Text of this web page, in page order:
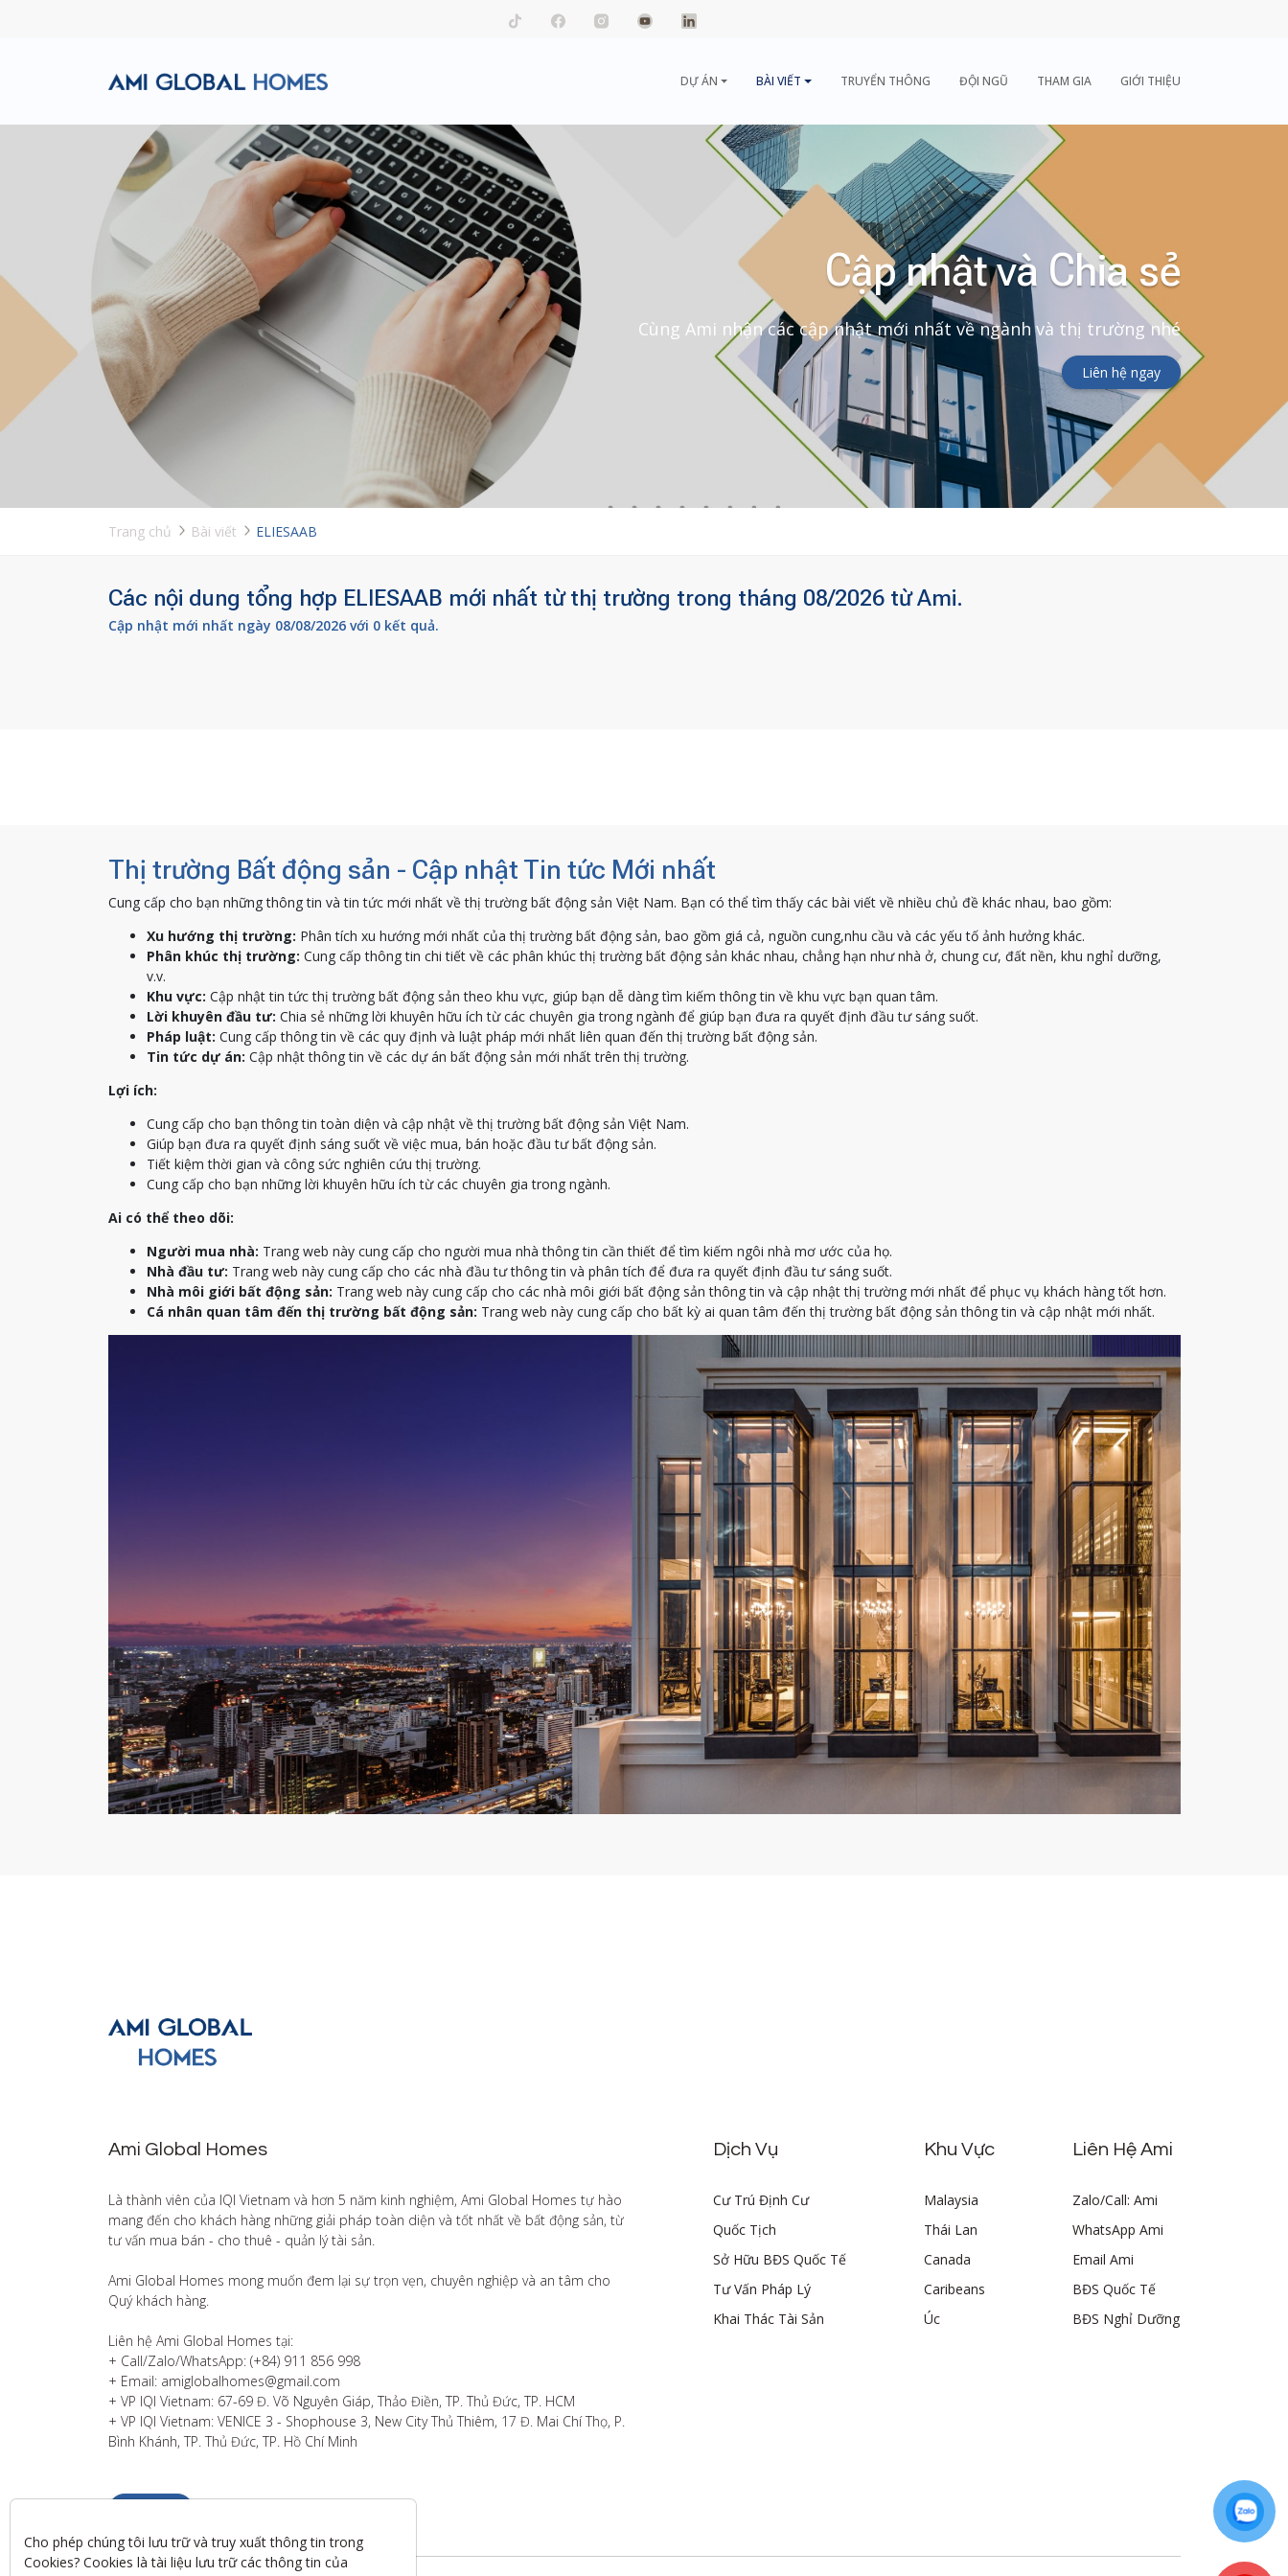
DỰ ÁN BÀI VIẾT TRUYỂN THÔNG ĐỘI NGŨ THAM GIA GIỚI THIỆU
Cập nhật và Chia sẻ
Cùng Ami nhận các cập nhật mới nhất về ngành và thị trường nhé
Liên hệ ngay
Trang chủ Bài viết ELIESAAB
Các nội dung tổng hợp ELIESAAB mới nhất từ thị trường trong tháng 08/2026 từ Ami.
Cập nhật mới nhất ngày 08/08/2026 với 0 kết quả.
Thị trường Bất động sản - Cập nhật Tin tức Mới nhất
Cung cấp cho bạn những thông tin và tin tức mới nhất về thị trường bất động sản Việt Nam. Bạn có thể tìm thấy các bài viết về nhiều chủ đề khác nhau, bao gồm:
Xu hướng thị trường: Phân tích xu hướng mới nhất của thị trường bất động sản, bao gồm giá cả, nguồn cung,nhu cầu và các yếu tố ảnh hưởng khác.
Phân khúc thị trường: Cung cấp thông tin chi tiết về các phân khúc thị trường bất động sản khác nhau, chẳng hạn như nhà ở, chung cư, đất nền, khu nghỉ dưỡng,
v.v.
Khu vực: Cập nhật tin tức thị trường bất động sản theo khu vực, giúp bạn dễ dàng tìm kiếm thông tin về khu vực bạn quan tâm.
Lời khuyên đầu tư: Chia sẻ những lời khuyên hữu ích từ các chuyên gia trong ngành để giúp bạn đưa ra quyết định đầu tư sáng suốt.
Pháp luật: Cung cấp thông tin về các quy định và luật pháp mới nhất liên quan đến thị trường bất động sản.
Tin tức dự án: Cập nhật thông tin về các dự án bất động sản mới nhất trên thị trường.
Lợi ích:
Cung cấp cho bạn thông tin toàn diện và cập nhật về thị trường bất động sản Việt Nam.
Giúp bạn đưa ra quyết định sáng suốt về việc mua, bán hoặc đầu tư bất động sản.
Tiết kiệm thời gian và công sức nghiên cứu thị trường.
Cung cấp cho bạn những lời khuyên hữu ích từ các chuyên gia trong ngành.
Ai có thể theo dõi:
Người mua nhà: Trang web này cung cấp cho người mua nhà thông tin cần thiết để tìm kiếm ngôi nhà mơ ước của họ.
Nhà đầu tư: Trang web này cung cấp cho các nhà đầu tư thông tin và phân tích để đưa ra quyết định đầu tư sáng suốt.
Nhà môi giới bất động sản: Trang web này cung cấp cho các nhà môi giới bất động sản thông tin và cập nhật thị trường mới nhất để phục vụ khách hàng tốt hơn.
Cá nhân quan tâm đến thị trường bất động sản: Trang web này cung cấp cho bất kỳ ai quan tâm đến thị trường bất động sản thông tin và cập nhật mới nhất.
Ami Global Homes
Là thành viên của IQI Vietnam và hơn 5 năm kinh nghiệm, Ami Global Homes tự hào
mang đến cho khách hàng những giải pháp toàn diện và tốt nhất về bất động sản, từ
tư vấn mua bán - cho thuê - quản lý tài sản.
Ami Global Homes mong muốn đem lại sự trọn vẹn, chuyên nghiệp và an tâm cho
Quý khách hàng.
Liên hệ Ami Global Homes tại:
+ Call/Zalo/WhatsApp: (+84) 911 856 998
+ Email: amiglobalhomes@gmail.com
+ VP IQI Vietnam: 67-69 Đ. Võ Nguyên Giáp, Thảo Điền, TP. Thủ Đức, TP. HCM
+ VP IQI Vietnam: VENICE 3 - Shophouse 3, New City Thủ Thiêm, 17 Đ. Mai Chí Thọ, P.
Bình Khánh, TP. Thủ Đức, TP. Hồ Chí Minh
Dịch Vụ
Cư Trú Định Cư
Quốc Tịch
Sở Hữu BĐS Quốc Tế
Tư Vấn Pháp Lý
Khai Thác Tài Sản
Khu Vực
Malaysia
Thái Lan
Canada
Caribeans
Úc
Liên Hệ Ami
Zalo/Call: Ami
WhatsApp Ami
Email Ami
BĐS Quốc Tế
BĐS Nghỉ Dưỡng
Cho phép chúng tôi lưu trữ và truy xuất thông tin trong
Cookies? Cookies là tài liệu lưu trữ các thông tin của